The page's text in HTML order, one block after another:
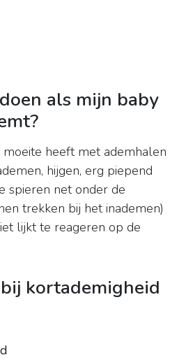
als mijn baby
moeite heeft met ademhalen
hijgen, erg piepend
spieren net onder de
trekken bij het inademen)
lijkt te reageren op de
kortademigheid